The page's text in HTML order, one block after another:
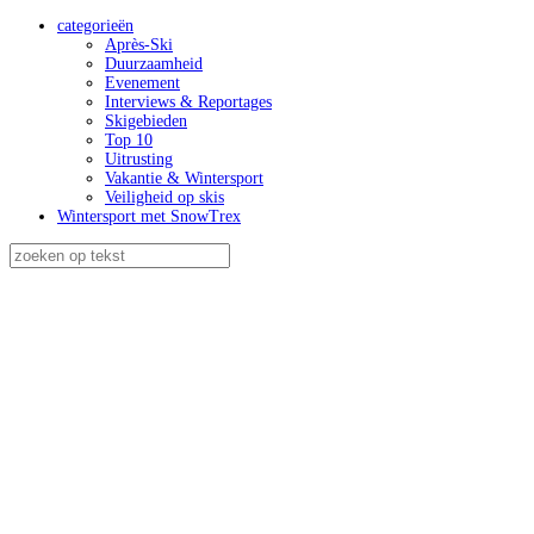
categorieën
Après-Ski
Duurzaamheid
Evenement
Interviews & Reportages
Skigebieden
Top 10
Uitrusting
Vakantie & Wintersport
Veiligheid op skis
Wintersport met SnowTrex